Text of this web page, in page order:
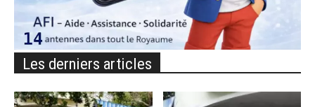
Les derniers articles